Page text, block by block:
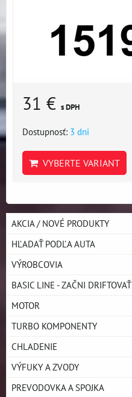
31 € s DPH
Dostupnosť: 3 dni
VYBERTE VARIANT
AKCIA / NOVÉ PRODUKTY
HĽADAŤ PODĽA AUTA
VÝROBCOVIA
BASIC LINE - ZAČNI DRIFTOVAŤ
MOTOR
TURBO KOMPONENTY
CHLADENIE
VÝFUKY A ZVODY
PREVODOVKA A SPOJKA